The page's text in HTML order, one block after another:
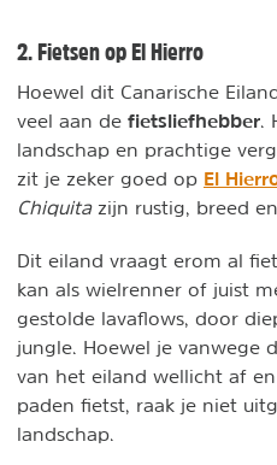
2. Fietsen op El Hierro
Hoewel dit Canarische
veel aan de fietsliefhebber.
landschap en prachtige
zit je zeker goed op El
Chiquitazijn rustig, breed
Dit eiland vraagt erom al
kan als wielrenner of juist
gestolde lavaflows, door
jungle. Hoewel je vanwege
van het eiland wellicht af
paden fietst, raak je niet
landschap.